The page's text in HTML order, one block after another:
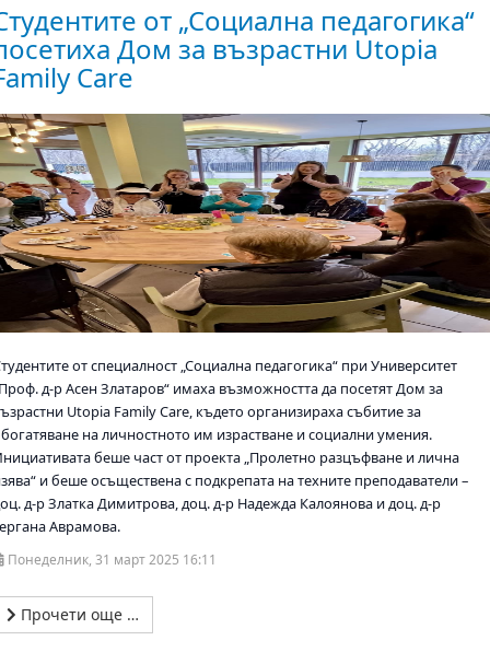
от „Социална педагогика“
Дом за възрастни Utopia
Care
от специалност „Социална педагогика“ при Университет
д-р Асен Златаров“ имаха възможността да посетят Дом за
Utopia Family Care, където организираха събитие за
на личностното им израстване и социални умения.
беше част от проекта „Пролетно разцъфване и лична
и беше осъществена с подкрепата на техните преподаватели –
д-р Златка Димитрова, доц. д-р Надежда Калоянова и доц. д-р
Аврамова.
Понеделник, 31 март 2025 16:11
Прочети още …